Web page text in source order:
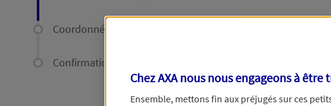
Coordonnées
Confirmation
Votre message :
Chez AXA nous nous engageons à
Ensemble, mettons fin aux préjugés sur ces